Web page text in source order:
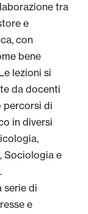
tra
e
con
bene
lezioni si
da docenti
percorsi di
in diversi
Sociologia e
serie di
e